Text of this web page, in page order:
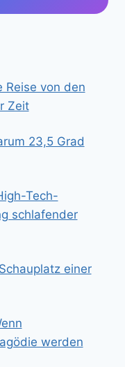
Reise von den
Zeit
23,5 Grad
Tech-
schlafender
einer
werden